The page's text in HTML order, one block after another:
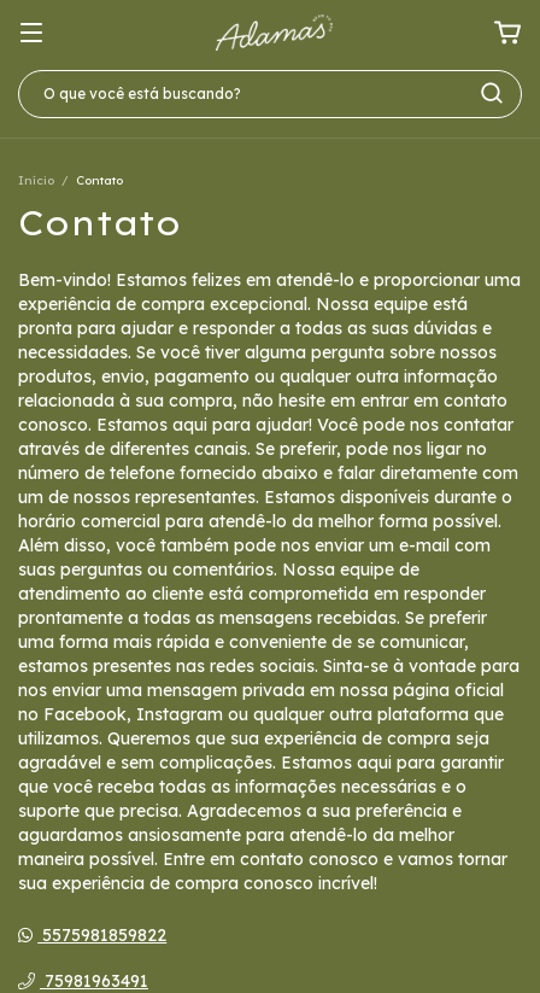
Início / Contato
Contato
Bem-vindo! Estamos felizes em atendê-lo e proporcionar uma
experiência de compra excepcional. Nossa equipe está
pronta para ajudar e responder a todas as suas dúvidas e
necessidades. Se você tiver alguma pergunta sobre nossos
produtos, envio, pagamento ou qualquer outra informação
relacionada à sua compra, não hesite em entrar em contato
conosco. Estamos aqui para ajudar! Você pode nos contatar
através de diferentes canais. Se preferir, pode nos ligar no
número de telefone fornecido abaixo e falar diretamente com
um de nossos representantes. Estamos disponíveis durante o
horário comercial para atendê-lo da melhor forma possível.
Além disso, você também pode nos enviar um e-mail com
suas perguntas ou comentários. Nossa equipe de
atendimento ao cliente está comprometida em responder
prontamente a todas as mensagens recebidas. Se preferir
uma forma mais rápida e conveniente de se comunicar,
estamos presentes nas redes sociais. Sinta-se à vontade para
nos enviar uma mensagem privada em nossa página oficial
no Facebook, Instagram ou qualquer outra plataforma que
utilizamos. Queremos que sua experiência de compra seja
agradável e sem complicações. Estamos aqui para garantir
que você receba todas as informações necessárias e o
suporte que precisa. Agradecemos a sua preferência e
aguardamos ansiosamente para atendê-lo da melhor
maneira possível. Entre em contato conosco e vamos tornar
sua experiência de compra conosco incrível!
5575981859822
75981963491